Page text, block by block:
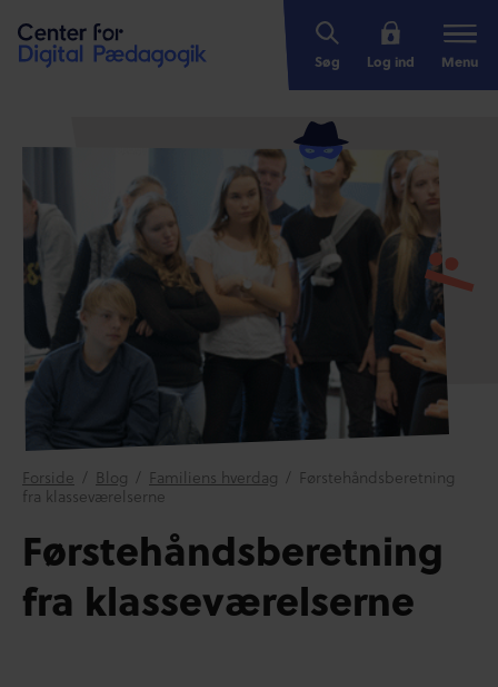
Søg Log ind Menu
Forside / Blog / Familiens hverdag / Førstehåndsberetning
fra klasseværelserne
Førstehåndsberetning
fra klasseværelserne